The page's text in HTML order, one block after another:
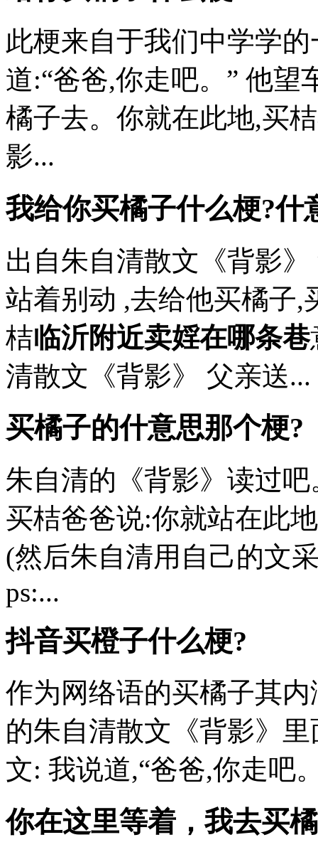
此梗来自于我们中学学
道:“爸爸,你走吧。” 他望
橘子去。你就在此地,买
影...
我给你买橘子什么梗?什
出自朱自清散文《背影
站着别动 ,去给他买橘子,
桔临沂附近卖婬在哪条巷
清散文《背影》 父亲送...
买橘子的什意思那个梗?
朱自清的《背影》读过
买桔爸爸说:你就站在此
(然后朱自清用自己的文
ps:...
抖音买橙子什么梗?
作为网络语的买橘子其
的朱自清散文《背影》
文: 我说道,“爸爸,你走吧
你在这里等着，我去买